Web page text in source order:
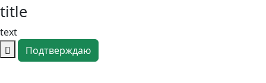
title
text
Подтверждаю